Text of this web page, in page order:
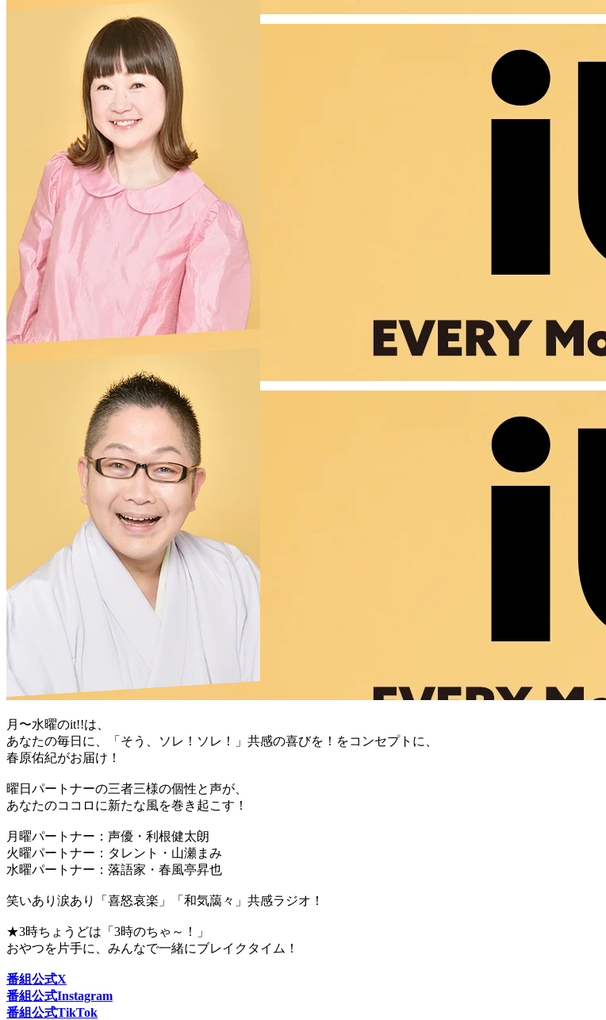
月〜水曜のit!!は、
あなたの毎日に、「そう、ソレ！ソレ！」共感の喜びを！をコンセプトに、
春原佑紀がお届け！
曜日パートナーの三者三様の個性と声が、
あなたのココロに新たな風を巻き起こす！
月曜パートナー：声優・利根健太朗
火曜パートナー：タレント・山瀬まみ
水曜パートナー：落語家・春風亭昇也
笑いあり涙あり「喜怒哀楽」「和気藹々」共感ラジオ！
★3時ちょうどは「3時のちゃ～！」
おやつを片手に、みんなで一緒にブレイクタイム！
番組公式X
番組公式Instagram
番組公式TikTok